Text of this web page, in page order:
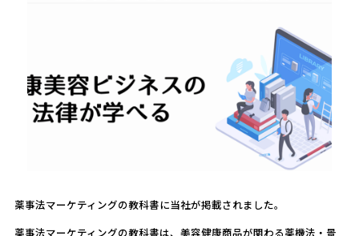
薬事法マーケティングの教科書に当社が掲載されました。
薬事法マーケティングの教科書は、美容健康商品が関わる薬機法・景